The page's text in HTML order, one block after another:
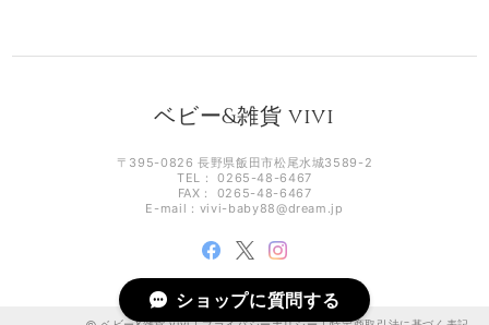
ベビー&雑貨 vivi
〒395-0826 長野県飯田市松尾水城3589-2
TEL： 0265-48-6467
FAX： 0265-48-6467
E-mail： vivi-baby88@dream.jp
ショップに質問する